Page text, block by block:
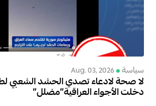
سياسة Aug. 03, 2026
لا صحة لادعاء تصدي الحشد الشعبي
دخلت الأجواء العراقية”مضلل”